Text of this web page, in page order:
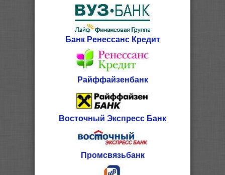
Банк Ренессанс Кредит
Райффайзенбанк
Восточный Экспресс Банк
Промсвязьбанк